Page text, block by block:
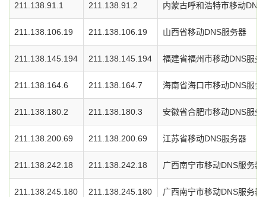
211.138.91.1 211.138.91.2 内蒙古呼和浩特市移动DNS
211.138.106.19 211.138.106.19 山西省移动DNS服务器
211.138.145.194 211.138.145.194 福建省福州市移动DNS服务
211.138.164.6 211.138.164.7 海南省海口市移动DNS服务
211.138.180.2 211.138.180.3 安徽省合肥市移动DNS服务
211.138.200.69 211.138.200.69 江苏省移动DNS服务器
211.138.242.18 211.138.242.18 广西南宁市移动DNS服务器
211.138.245.180 211.138.245.180 广西南宁市移动DNS服务器